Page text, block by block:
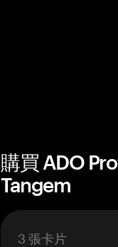
購買 ADO
Tangem
3 張卡片